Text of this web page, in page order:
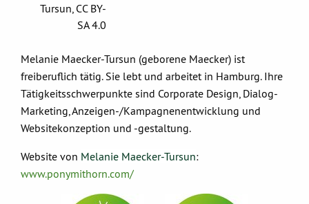
Tursun, CC BY-
SA 4.0
Melanie Maecker-Tursun (geborene Maecker) ist
freiberuflich tätig. Sie lebt und arbeitet in Hamburg. Ihre
Tätigkeitsschwerpunkte sind Corporate Design, Dialog-
Marketing, Anzeigen-/Kampagnenentwicklung und
Websitekonzeption und -gestaltung.
Website von Melanie Maecker-Tursun:
www.ponymithorn.com/